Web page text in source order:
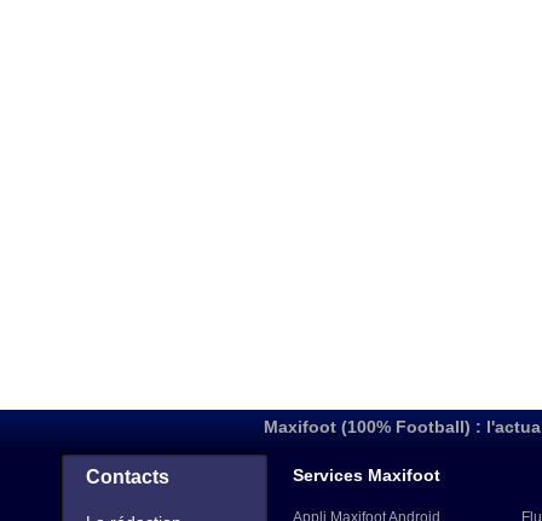
Maxifoot (100% Football) :
Contacts Services Maxifoot
Appli Maxifoot Android